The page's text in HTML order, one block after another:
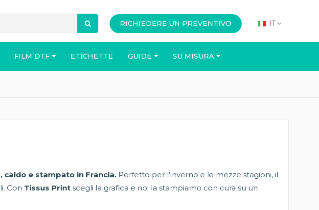
RICHIEDERE UN PREVENTIVO
IT
FILM DTF ETICHETTE GUIDE SU MISURA
e stampato in Francia. Perfetto per l’inverno e le mezze stagioni, il
Con Tissus Print scegli la grafica e noi la stampiamo con cura su un